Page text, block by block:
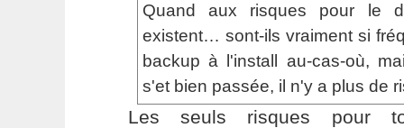
Quand aux risques pour le
existent… sont-ils vraiment si
backup à l'install au-cas-où,
s'et bien passée, il n'y a plus de
Les seuls risques pour